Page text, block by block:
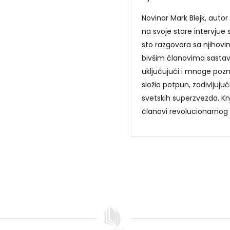
Novinar Mark Blejk,
na svoje stare intervjue
sto razgovora sa
bivšim članovima
uključujući i mnoge
složio potpun,
svetskih superzvezda.
članovi